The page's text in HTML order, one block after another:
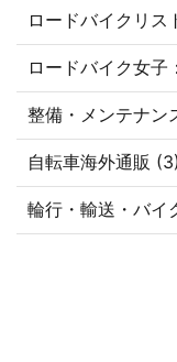
ロードバイクリス
ロードバイク女
整備・メンテナン
自転車海外通販 (3)
輪行・輸送・バイ